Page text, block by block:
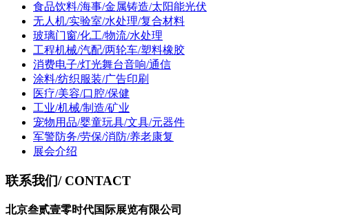
食品饮料/海事/金属铸造/太阳能光伏
无人机/实验室/水处理/复合材料
玻璃门窗/化工/物流/水处理
工程机械/汽配/两轮车/塑料橡胶
消费电子/灯光舞台音响/通信
涂料/纺织服装/广告印刷
医疗/美容/口腔/保健
工业/机械/制造/矿业
宠物用品/婴童玩具/文具/元器件
军警防务/劳保/消防/养老康复
展会介绍
联系我们/ CONTACT
北京叁贰壹零时代国际展览有限公司